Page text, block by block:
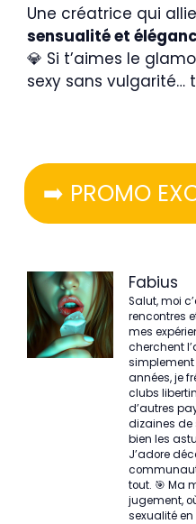
Une créatrice qui allie
sensualité et
💎 Si t’aimes le
sexy sans vulgarité…
➡️ PROMO
Fabius
Salut, moi
rencontres
mes
cherchent
simplement
années, je
clubs
d’autres
dizaines de
bien les
J’adore
tout. 🎯 Ma
jugement,
sexualité en